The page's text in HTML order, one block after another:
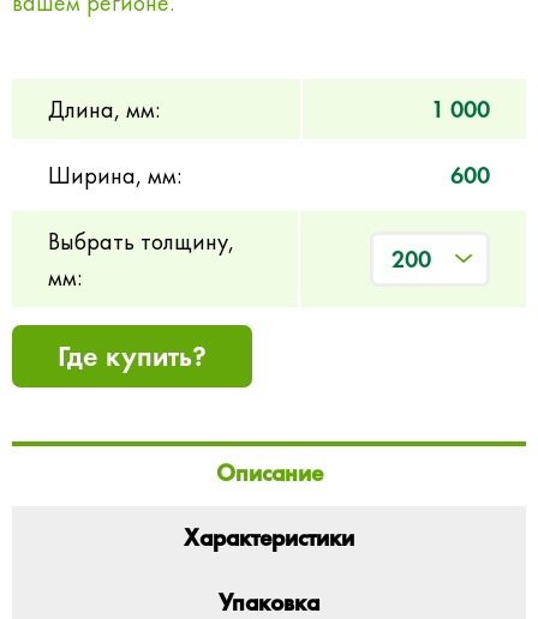
Длина, мм: 1 000
Ширина, мм: 600
Выбрать толщину,
мм:
200
Где купить?
Описание
Характеристики
Упаковка